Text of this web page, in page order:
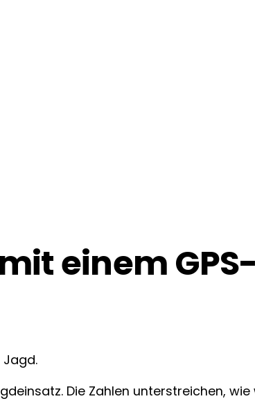
einem GPS-
Die Zahlen unterstreichen, wie